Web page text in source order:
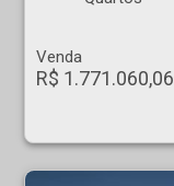
Venda
R$ 1.771.060,06